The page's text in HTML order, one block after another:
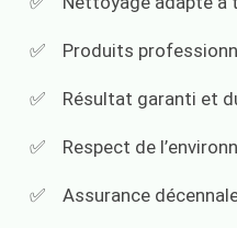
Produits
Résultat garanti et
Respect de
Assurance